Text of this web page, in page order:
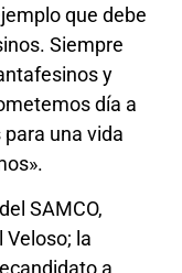
que debe
Siempre
y
día a
una vida
SAMCO,
Veloso; la
a